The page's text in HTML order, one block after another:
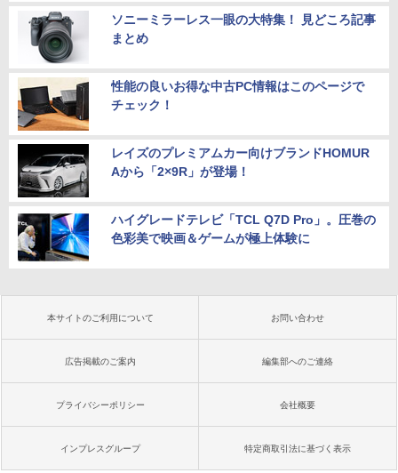
ソニーミラーレス一眼の大特集！ 見どころ記事
まとめ
性能の良いお得な中古PC情報はこのページで
チェック！
レイズのプレミアムカー向けブランドHOMUR
Aから「2×9R」が登場！
ハイグレードテレビ「TCL Q7D Pro」。圧巻の
色彩美で映画＆ゲームが極上体験に
本サイトのご利用について お問い合わせ
広告掲載のご案内 編集部へのご連絡
プライバシーポリシー 会社概要
インプレスグループ 特定商取引法に基づく表示